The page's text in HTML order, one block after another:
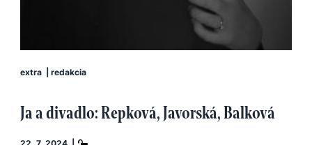
extra redakcia
Ja a divadlo: Repková, Javorská, Balková